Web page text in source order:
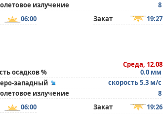
излучение
8
06:00 Закат 19:27
Среда, 12.08
осадков %
0.0 мм
западный
скорость 5.3 м/с
излучение
8
06:00 Закат 19:26